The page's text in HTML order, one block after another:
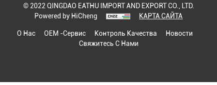
© 2022 QINGDAO EATHU IMPORT AND EXPORT CO., LTD.
Powered by HiCheng
КАРТА САЙТА
О Нас
OEM -сервис Контроль Качества
Новости
Свяжитесь С Нами